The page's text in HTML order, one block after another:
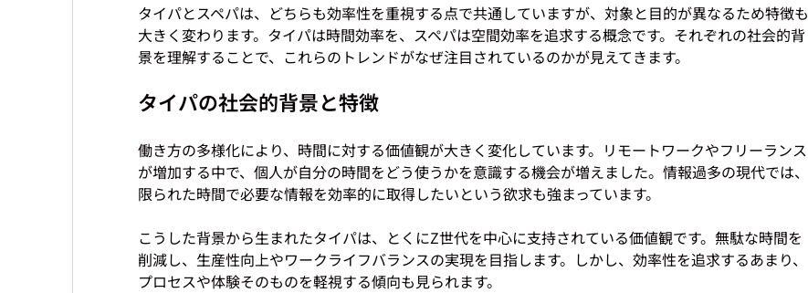
タイパとスペパは、どちらも効率性を重視する点で共通していますが、対象と目的が異なるため特徴も
大きく変わります。タイパは時間効率を、スペパは空間効率を追求する概念です。それぞれの社会的背
タイパの社会的背景と特徴
働き方の多様化により、時間に対する価値観が大きく変化しています。リモートワークやフリーランス
が増加する中で、個人が自分の時間をどう使うかを意識する機会が増えました。情報過多の現代では、
限られた時間で必要な情報を効率的に取得したいという欲求も強まっています。
こうした背景から生まれたタイパは、とくにZ世代を中心に支持されている価値観です。無駄な時間を
削減し、生産性向上やワークライフバランスの実現を目指します。しかし、効率性を追求するあまり、
プロセスや体験そのものを軽視する傾向も見られます。